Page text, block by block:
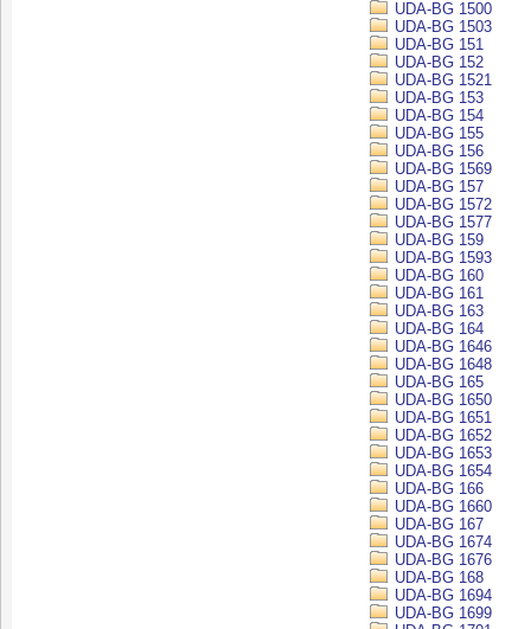
UDA-BG 1500
UDA-BG 1503
UDA-BG 151
UDA-BG 152
UDA-BG 1521
UDA-BG 153
UDA-BG 154
UDA-BG 155
UDA-BG 156
UDA-BG 1569
UDA-BG 157
UDA-BG 1572
UDA-BG 1577
UDA-BG 159
UDA-BG 1593
UDA-BG 160
UDA-BG 161
UDA-BG 163
UDA-BG 164
UDA-BG 1646
UDA-BG 1648
UDA-BG 165
UDA-BG 1650
UDA-BG 1651
UDA-BG 1652
UDA-BG 1653
UDA-BG 1654
UDA-BG 166
UDA-BG 1660
UDA-BG 167
UDA-BG 1674
UDA-BG 1676
UDA-BG 168
UDA-BG 1694
UDA-BG 1699